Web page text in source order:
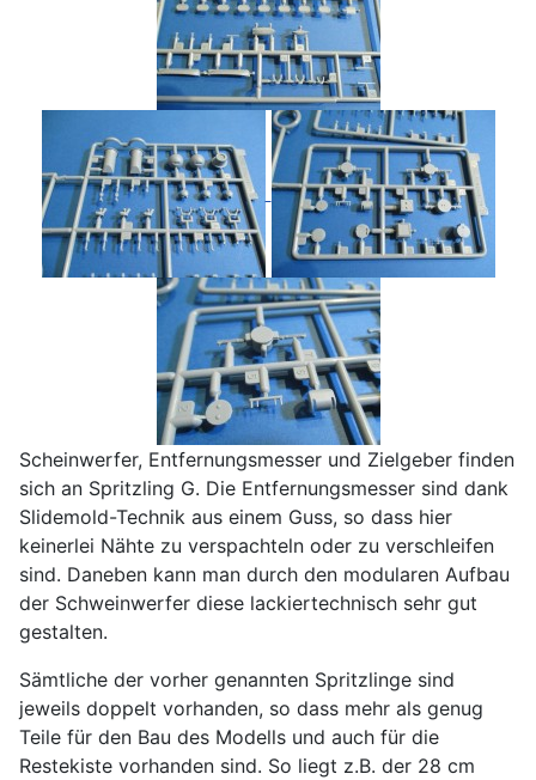
Scheinwerfer, Entfernungsmesser und Zielgeber finden
sich an Spritzling G. Die Entfernungsmesser sind dank
Slidemold-Technik aus einem Guss, so dass hier
keinerlei Nähte zu verspachteln oder zu verschleifen
sind. Daneben kann man durch den modularen Aufbau
der Schweinwerfer diese lackiertechnisch sehr gut
gestalten.
Sämtliche der vorher genannten Spritzlinge sind
jeweils doppelt vorhanden, so dass mehr als genug
Teile für den Bau des Modells und auch für die
Restekiste vorhanden sind. So liegt z.B. der 28 cm